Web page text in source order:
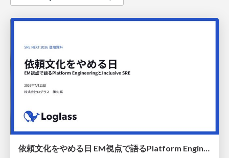
依頼文化をやめる日 EM視点で語るPlatform EngineeringとInclusive SRE / Discussing Platform Engineering and Inclusive SRE from an EM's Perspective